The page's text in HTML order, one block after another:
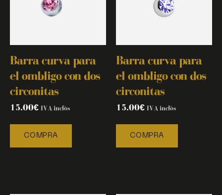
Barra curva para
el ombligo con dos
circonitas
15.00€ IVA inclòs
COMPRA
Barra curva para
el ombligo con dos
circonitas
15.00€ IVA inclòs
COMPRA